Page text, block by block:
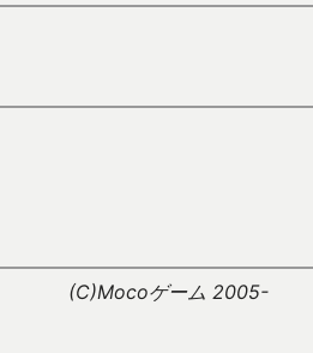
(C)Mocoゲーム 2005-